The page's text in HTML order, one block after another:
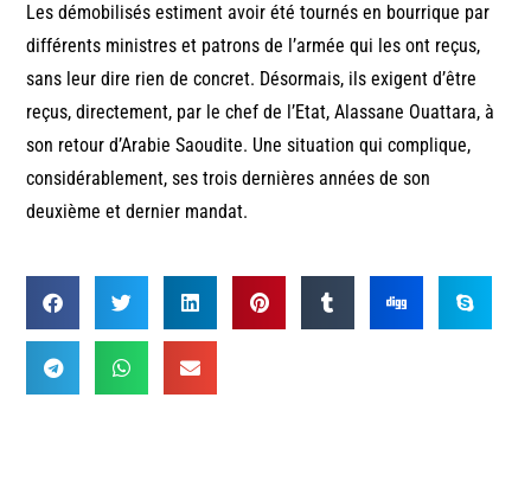
Les démobilisés estiment avoir été tournés en bourrique par
différents ministres et patrons de l’armée qui les ont reçus,
sans leur dire rien de concret. Désormais, ils exigent d’être
reçus, directement, par le chef de l’Etat, Alassane Ouattara, à
son retour d’Arabie Saoudite. Une situation qui complique,
considérablement, ses trois dernières années de son
deuxième et dernier mandat.